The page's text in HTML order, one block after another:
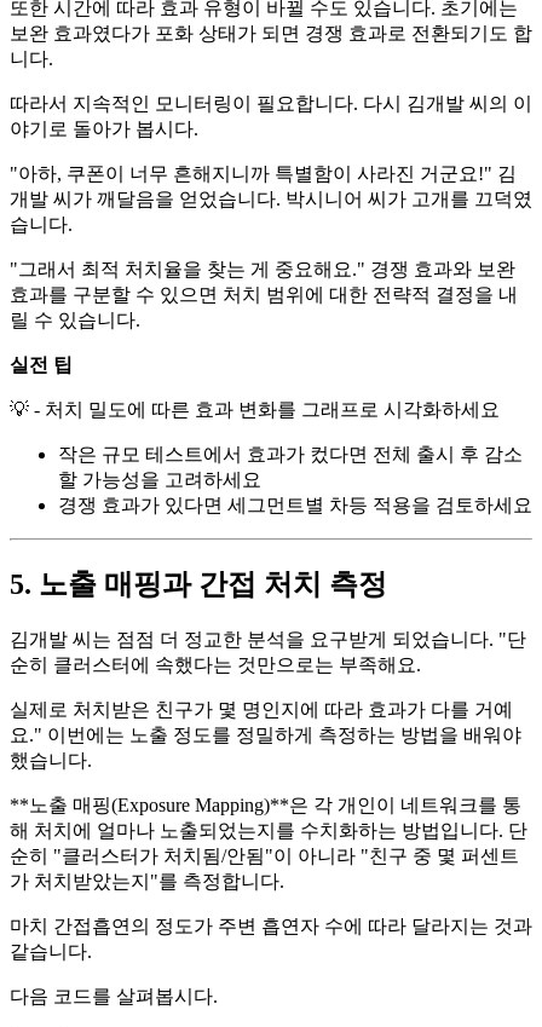
또한 시간에 따라 효과 유형이 바뀔 수도 있습니다. 초기에는
보완 효과였다가 포화 상태가 되면 경쟁 효과로 전환되기도 합
니다.
따라서 지속적인 모니터링이 필요합니다. 다시 김개발 씨의 이
야기로 돌아가 봅시다.
"아하, 쿠폰이 너무 흔해지니까 특별함이 사라진 거군요!" 김
개발 씨가 깨달음을 얻었습니다. 박시니어 씨가 고개를 끄덕였
습니다.
"그래서 최적 처치율을 찾는 게 중요해요." 경쟁 효과와 보완
효과를 구분할 수 있으면 처치 범위에 대한 전략적 결정을 내
릴 수 있습니다.
실전 팁
💡 - 처치 밀도에 따른 효과 변화를 그래프로 시각화하세요
작은 규모 테스트에서 효과가 컸다면 전체 출시 후 감소
할 가능성을 고려하세요
경쟁 효과가 있다면 세그먼트별 차등 적용을 검토하세요
5. 노출 매핑과 간접 처치 측정
김개발 씨는 점점 더 정교한 분석을 요구받게 되었습니다. "단
순히 클러스터에 속했다는 것만으로는 부족해요.
실제로 처치받은 친구가 몇 명인지에 따라 효과가 다를 거예
요." 이번에는 노출 정도를 정밀하게 측정하는 방법을 배워야
했습니다.
**노출 매핑(Exposure Mapping)**은 각 개인이 네트워크를 통
해 처치에 얼마나 노출되었는지를 수치화하는 방법입니다. 단
순히 "클러스터가 처치됨/안됨"이 아니라 "친구 중 몇 퍼센트
가 처치받았는지"를 측정합니다.
마치 간접흡연의 정도가 주변 흡연자 수에 따라 달라지는 것과
같습니다.
다음 코드를 살펴봅시다.